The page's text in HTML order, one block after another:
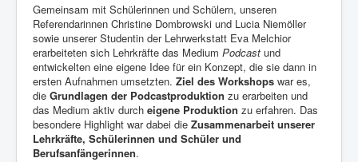
Gemeinsam mit Schülerinnen und Schülern, unseren
Referendarinnen Christine Dombrowski und Lucia Niemöller
sowie unserer Studentin der Lehrwerkstatt Eva Melchior
erarbeiteten sich Lehrkräfte das Medium Podcast und
entwickelten eine eigene Idee für ein Konzept, die sie dann in
ersten Aufnahmen umsetzten. Ziel des Workshops war es,
die Grundlagen der Podcastproduktion zu erarbeiten und
das Medium aktiv durch eigene Produktion zu erfahren. Das
besondere Highlight war dabei die Zusammenarbeit unserer
Lehrkräfte, Schülerinnen und Schüler und
Berufsanfängerinnen.